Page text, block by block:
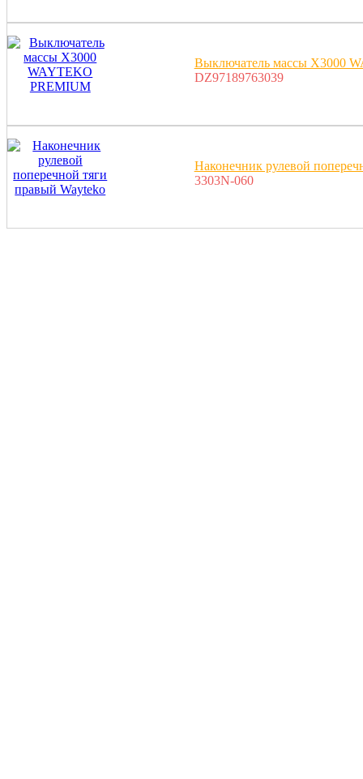
Выключатель массы X3000
DZ97189763039
Наконечник рулевой
3303N-060